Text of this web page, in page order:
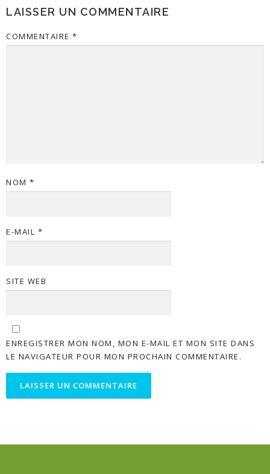
LAISSER UN COMMENTAIRE
COMMENTAIRE *
NOM *
E-MAIL *
SITE WEB
ENREGISTRER MON NOM, MON E-MAIL ET MON SITE DANS
LE NAVIGATEUR POUR MON PROCHAIN COMMENTAIRE.